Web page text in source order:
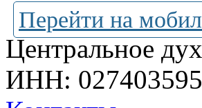
Перейти на
Центральное
ИНН: